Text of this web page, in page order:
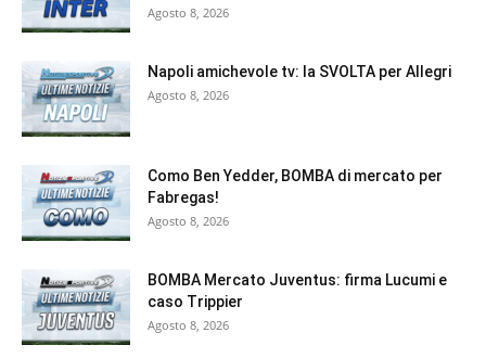
Agosto 8, 2026
Napoli amichevole tv: la SVOLTA per Allegri
Agosto 8, 2026
Como Ben Yedder, BOMBA di mercato per
Fabregas!
Agosto 8, 2026
BOMBA Mercato Juventus: firma Lucumi e
caso Trippier
Agosto 8, 2026